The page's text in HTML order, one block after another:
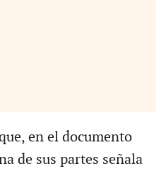
en el documento
de sus partes señala